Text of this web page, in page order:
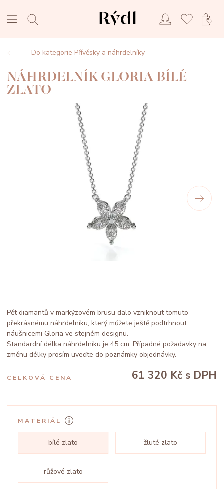
Do kategorie Přívěsky a náhrdelníky
NÁHRDELNÍK GLORIA BÍLÉ
ZLATO
Pět diamantů v markýzovém brusu dalo vzniknout tomuto
překrásnému náhrdelníku, který můžete ještě podtrhnout
náušnicemi Gloria ve stejném designu.
Standardní délka náhrdelníku je 45 cm. Případné požadavky na
změnu délky prosím uveďte do poznámky objednávky.
CELKOVÁ CENA 61 320 Kč s DPH
MATERIÁL
bílé zlato žluté zlato
růžové zlato